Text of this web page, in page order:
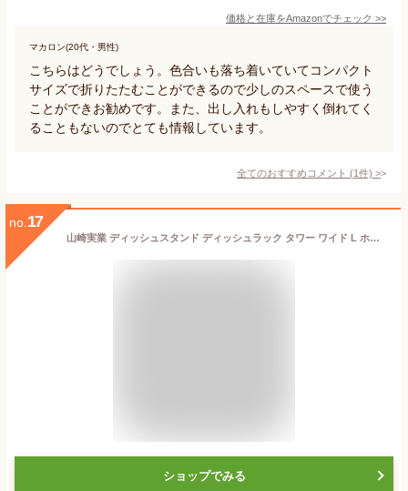
価格と在庫をAmazonでチェック >>
マカロン(20代・男性)
こちらはどうでしょう。色合いも落ち着いていてコンパクト
サイズで折りたたむことができるので少しのスペースで使う
ことができお勧めです。また、出し入れもしやすく倒れてく
ることもないのでとても情報しています。
全てのおすすめコメント (1件) >
no. 17
山崎実業 ディッシュスタンド ディッシュラック タワー ワイド L ホワイト 2964
ショップでみる